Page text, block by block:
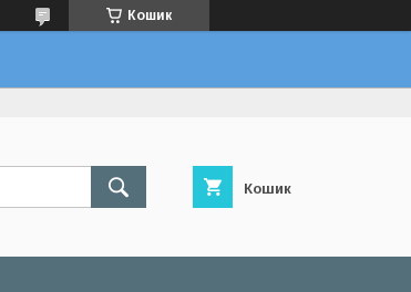
Кошик
Кошик